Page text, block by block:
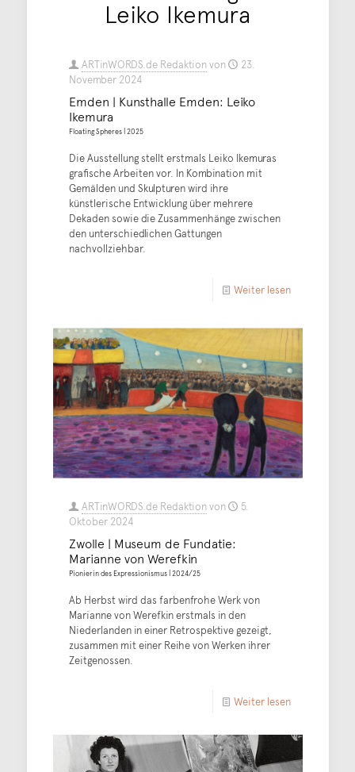
Leiko Ikemura
ARTinWORDS.de Redaktionvon
23.
November 2024
Emden | Kunsthalle Emden: Leiko
Ikemura
Floating Spheres | 2025
Die Ausstellung stellt erstmals Leiko Ikemuras
grafische Arbeiten vor. In Kombination mit
Gemälden und Skulpturen wird ihre
künstlerische Entwicklung über mehrere
Dekaden sowie die Zusammenhänge zwischen
den unterschiedlichen Gattungen
nachvollziehbar.
Weiter lesen
ARTinWORDS.de Redaktionvon
5.
Oktober 2024
Zwolle | Museum de Fundatie:
Marianne von Werefkin
Pionierin des Expressionismus | 2024/25
Ab Herbst wird das farbenfrohe Werk von
Marianne von Werefkin erstmals in den
Niederlanden in einer Retrospektive gezeigt,
zusammen mit einer Reihe von Werken ihrer
Zeitgenossen.
Weiter lesen